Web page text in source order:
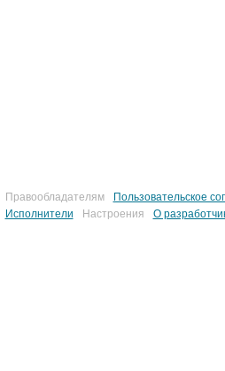
Правообладателям
Пользовательское
Исполнители
Настроения О